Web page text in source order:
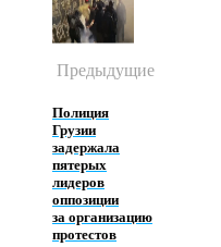
Предыдущие
Полиция
Грузии
задержала
пятерых
лидеров
оппозиции
за организацию
протестов